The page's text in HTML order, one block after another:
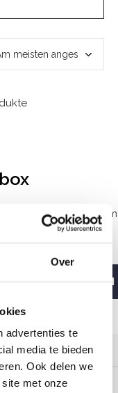
Over
advertenties te
media te bieden
Ook delen we
met onze
damit Sie mit einem